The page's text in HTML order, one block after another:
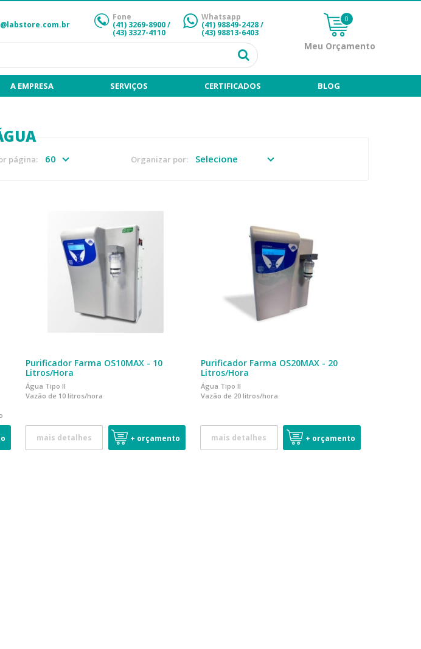
Fone
(41) 3269-8900 /
(43) 3327-4110
Whatsapp
(41) 98849-2428/
(43) 98813-6403
0
Meu Orçamento
A EMPRESA SERVIÇOS CERTIFICADOS BLOG
página: Organizar por:
Purificador Farma OS10MAX - 10
Litros/Hora
Água Tipo II
Vazão de 10 litros/hora
mais detalhes + orçamento
Purificador Farma OS20MAX - 20
Litros/Hora
Água Tipo II
Vazão de 20 litros/hora
mais detalhes + orçamento